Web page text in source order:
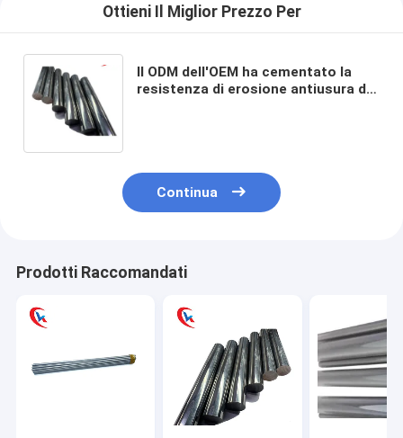
Ottieni Il Miglior Prezzo Per
Il ODM dell'OEM ha cementato la
resistenza di erosione antiusura del
Continua
Prodotti Raccomandati